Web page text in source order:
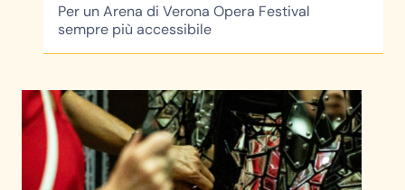
Per un Arena di Verona Opera Festival
sempre più accessibile